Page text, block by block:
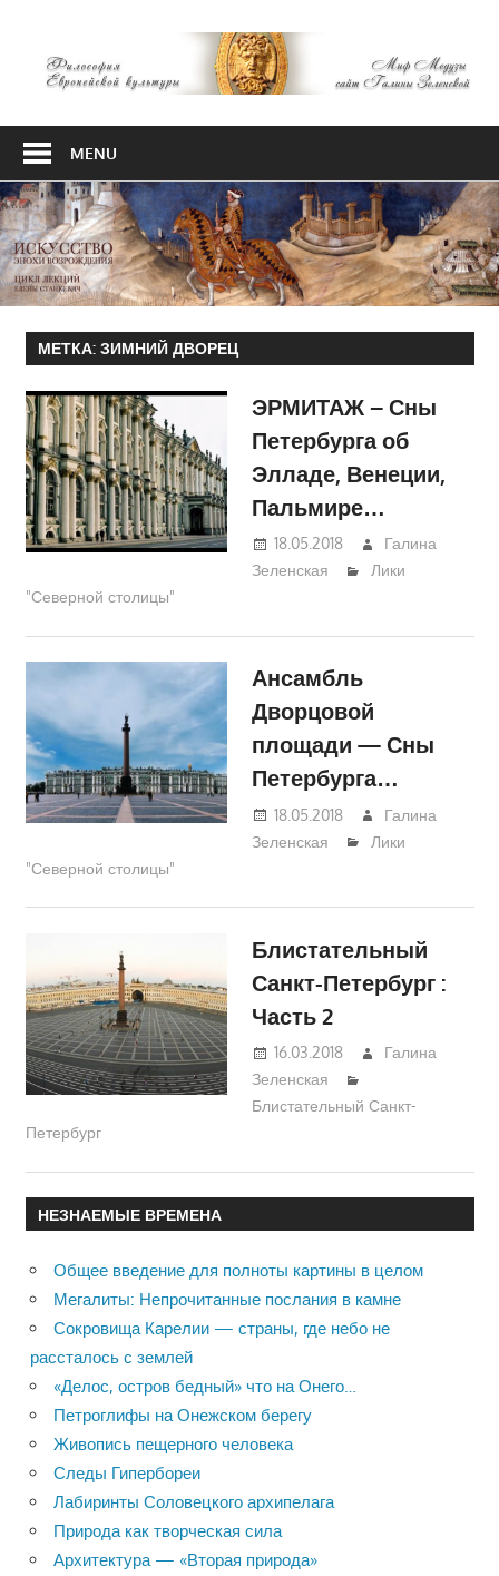
content
Европейской
MENU
МЕТКА: ЗИМНИЙ ДВОРЕЦ
ЭРМИТАЖ – Сны
Петербурга об
Элладе, Венеции,
Пальмире…
18.05.2018
Галина
Зеленская
Лики
"Северной столицы"
Ансамбль
Дворцовой
площади — Сны
Петербурга…
18.05.2018
Галина
Зеленская
Лики
"Северной столицы"
Блистательный
Санкт-Петербург :
Часть 2
16.03.2018
Галина
Зеленская
Блистательный Санкт-
Петербург
НЕЗНАЕМЫЕ ВРЕМЕНА
Общее введение для полноты картины в целом
Мегалиты: Непрочитанные послания в камне
Сокровища Карелии — страны, где небо не
рассталось с землей
«Делос, остров бедный» что на Онего…
Петроглифы на Онежском берегу
Живопись пещерного человека
Следы Гипербореи
Лабиринты Соловецкого архипелага
Природа как творческая сила
Архитектура — «Вторая природа»